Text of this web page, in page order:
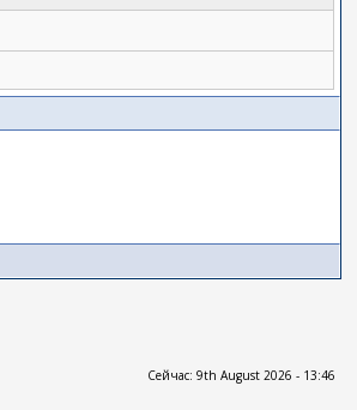
Сейчас: 9th August 2026 - 13:46